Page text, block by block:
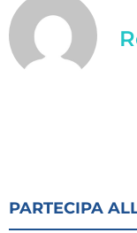
PARTECIPA